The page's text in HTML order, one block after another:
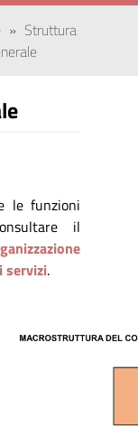
» Struttura
le funzioni
il
servizi.